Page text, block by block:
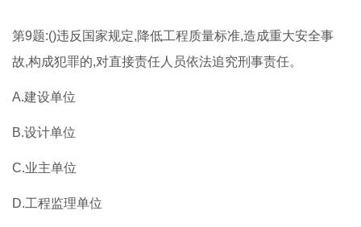
第9题:()违反国家规定,降低工程质量标准,造成重大安全事
故,构成犯罪的,对直接责任人员依法追究刑事责任。
A.建设单位
B.设计单位
C.业主单位
D.工程监理单位